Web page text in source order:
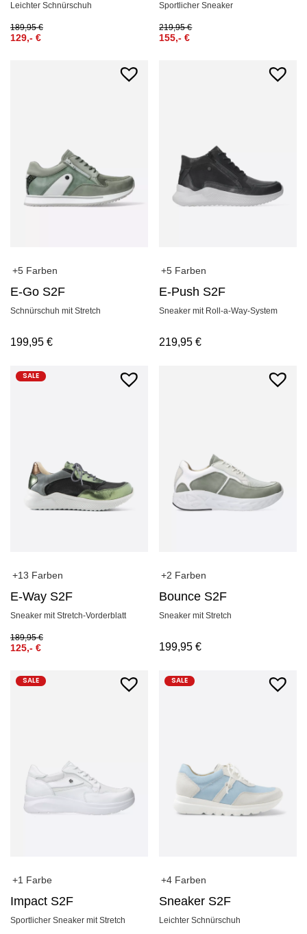
Leichter Schnürschuh
189,95€
129,- €
Sportlicher Sneaker
219,95€
155,-€
+5 Farben
E-Go S2F
Schnürschuh mit Stretch
199,95 €
+5 Farben
E-Push S2F
Sneaker mit Roll-a-Way-System
219,95€
SALE
+13 Farben
E-Way S2F
Sneaker mit Stretch-Vorderblatt
189,95€
125,- €
+2 Farben
Bounce S2F
Sneaker mit Stretch
199,95€
SALE
+1 Farbe
Impact S2F
Sportlicher Sneaker mit Stretch
SALE
+4 Farben
Sneaker S2F
Leichter Schnürschuh